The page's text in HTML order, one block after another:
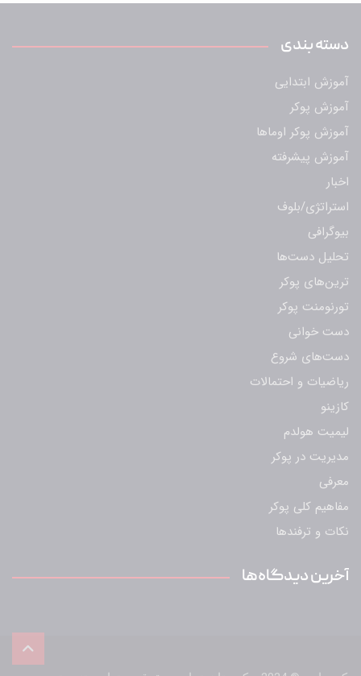
دسته بندی
آموزش ابتدایی
آموزش پوکر
آموزش پوکر اوماها
آموزش پیشرفته
اخبار
استراتژی/بلوف
بیوگرافی
تحلیل دست‌ها
ترین‌های پوکر
تورنومنت پوکر
دست خوانی
دست‌های شروع
ریاضیات و احتمالات
کازینو
لیمیت هولدم
مدیریت در پوکر
معرفی
مفاهیم کلی پوکر
نکات و ترفندها
آخرین دیدگاه‌ها